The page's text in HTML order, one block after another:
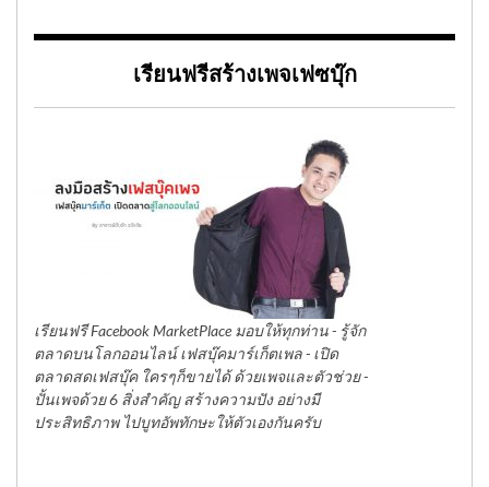
เรียนฟรีสร้างเพจเฟซบุ๊ก
เรียนฟรี Facebook MarketPlace มอบให้ทุกท่าน - รู้จัก
ตลาดบนโลกออนไลน์ เฟสบุ๊คมาร์เก็ตเพล - เปิด
ตลาดสดเฟสบุ๊ค ใครๆก็ขายได้ ด้วยเพจและตัวช่วย -
ปั้นเพจด้วย 6 สิ่งสำคัญ สร้างความปัง อย่างมี
ประสิทธิภาพ ไปบูทอัพทักษะให้ตัวเองกันครับ